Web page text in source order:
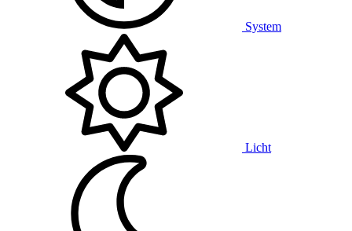
System
Licht